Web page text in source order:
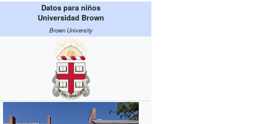
Datos para niños
Universidad Brown
Brown University